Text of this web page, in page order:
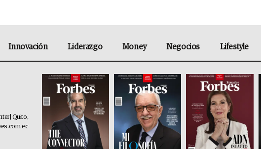
Innovación Liderazgo Money Negocios Lifestyle
| Quito,